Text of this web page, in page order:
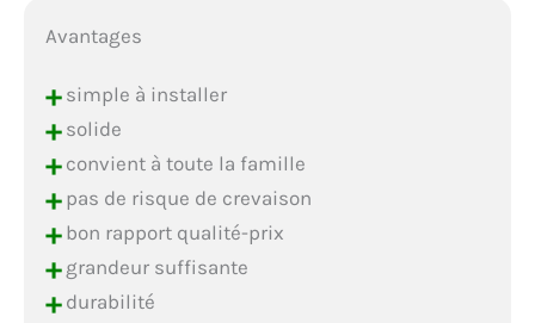
Avantages
+simple à installer
+solide
+convient à toute la famille
+pas de risque de crevaison
+bon rapport qualité-prix
+grandeur suffisante
+durabilité